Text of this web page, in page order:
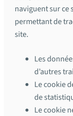
naviguent sur ce
permettant de
site.
Les
d’autres
Le cookie
de
Le cookie